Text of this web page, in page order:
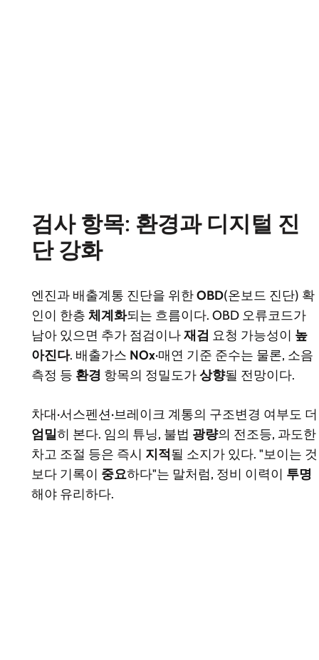
검사 항목: 환경과 디지털 진
단 강화
엔진과 배출계통 진단을 위한OBD(온보드 진단) 확
인이 한층 체계화되는 흐름이다. OBD 오류코드가
남아 있으면 추가 점검이나재검 요청 가능성이 높
아진다. 배출가스 NOx·매연 기준 준수는 물론, 소음
측정 등 환경 항목의 정밀도가상향될 전망이다.
차대·서스펜션·브레이크 계통의 구조변경 여부도 더
엄밀히 본다. 임의 튜닝, 불법 광량의 전조등, 과도한
차고 조절 등은 즉시 지적 될 소지가 있다. "보이는 것
보다 기록이 중요하다"는 말처럼, 정비 이력이 투명
해야 유리하다.